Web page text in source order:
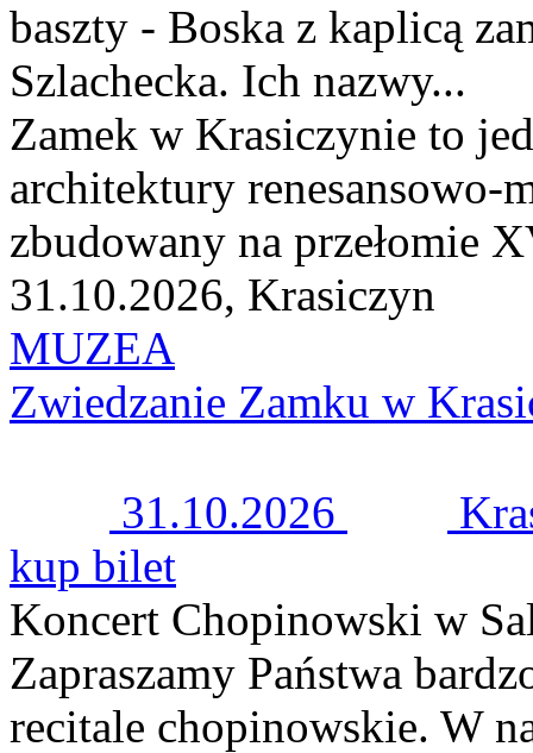
baszty - Boska z kaplicą
Szlachecka. Ich nazwy...
Zamek w Krasiczynie to
architektury renesansowo-
zbudowany na przełomie
31.10.2026, Krasiczyn
MUZEA
Zwiedzanie Zamku w
31.10.2026
kup bilet
Koncert Chopinowski w
Zapraszamy Państwa
recitale chopinowskie. W